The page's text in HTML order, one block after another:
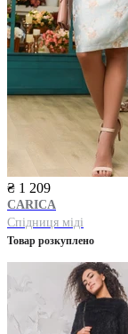
₴ 1 209
CARICA
Спідниця міді
Товар розкуплено